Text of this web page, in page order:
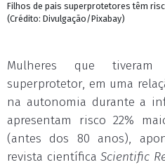
Filhos de pais superprotetores têm
(Crédito: Divulgação/Pixabay)
Mulheres que
superprotetor, em uma
na autonomia durante a
apresentam risco 22%
(antes dos 80 anos),
revista científicaScientific